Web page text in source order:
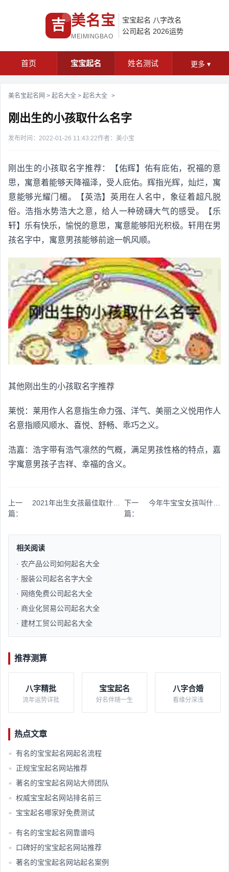
吉 美名宝
MEIMINGBAO
宝宝起名 八字改名
公司起名 2026运势
首页 宝宝起名 姓名测试 更多 ▾
美名宝起名网 > 起名大全 > 起名大全 >
刚出生的小孩取什么名字
发布时间：2022-01-26 11:43:22作者：美小宝
刚出生的小孩取名字推荐：【佑辉】佑有庇佑，祝福的意
思，寓意着能够天降福泽，受人庇佑。辉指光辉，灿烂，寓
意能够光耀门楣。【英浩】英用在人名中，象征着超凡脱
俗。浩指水势浩大之意，给人一种磅礴大气的感受。【乐
轩】乐有快乐，愉悦的意思，寓意能够阳光积极。轩用在男
孩名字中，寓意男孩能够前途一帆风顺。
其他刚出生的小孩取名字推荐
莱悦：莱用作人名意指生命力强、洋气、美丽之义悦用作人
名意指顺风顺水、喜悦、舒畅、乖巧之义。
浩嘉：浩字带有浩气凛然的气概，满足男孩性格的特点，嘉
字寓意男孩子吉祥、幸福的含义。
上一
篇：
2021年出生女孩最佳取什么名字好
下一
篇：
今年牛宝宝女孩叫什么名字
相关阅读
· 农产品公司如何起名大全
· 服装公司起名名字大全
· 网络免费公司起名大全
· 商业化贸易公司起名大全
· 建材工贸公司起名大全
推荐测算
八字精批
流年运势详批
宝宝起名
好名伴随一生
八字合婚
看缘分深浅
热点文章
■ 有名的宝宝起名网起名流程​
■ 正规宝宝起名网站推荐​
■ 著名的宝宝起名网站大师团队​
■ 权威宝宝起名网站排名前三​
■ 宝宝起名哪家好免费测试​
■ 有名的宝宝起名网靠谱吗​
■ 口碑好的宝宝起名网站推荐​
■ 著名的宝宝起名网站起名案例​